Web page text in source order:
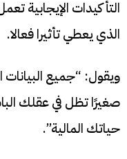
التأكيدات الإيجابية
الذي يعطي تأثيرا فعالا.
ويقول: “جميع
صغيرًا تظل في عقلك
حياتك المالية”.